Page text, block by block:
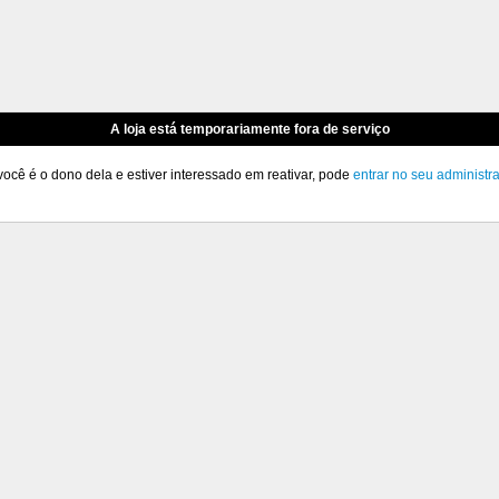
A loja está temporariamente fora de serviço
é o dono dela e estiver interessado em reativar, pode entrar no seu